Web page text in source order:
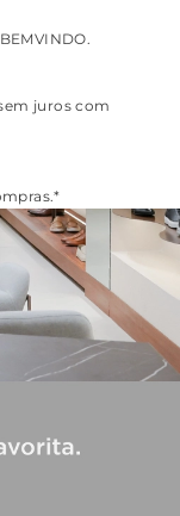
BEMVINDO.
juros com